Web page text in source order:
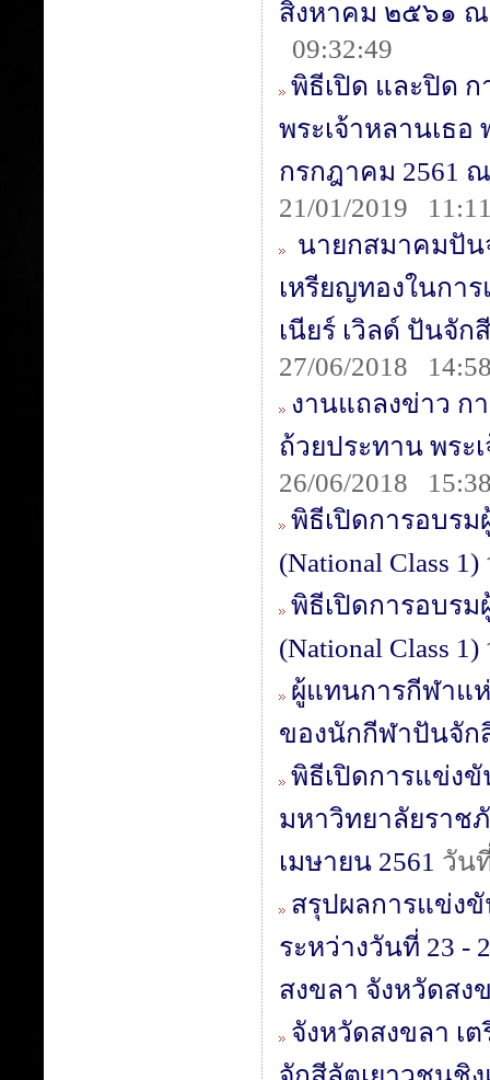
สิงหาคม ๒๕๖๑ ณ
09:32:49
พิธีเปิด และปิด
พระเจ้าหลานเธอ
กรกฎาคม 2561
21/01/2019
นายกสมาคมปัน
เหรียญทองในกา
เนียร์ เวิลด์ ปันจั
27/06/2018
งานแถลงข่าว ก
ถ้วยประทาน พระ
26/06/2018
พิธีเปิดการอบร
(National Class 1)
พิธีเปิดการอบร
(National Class 1)
ผู้แทนการกีฬาแ
ของนักกีฬาปันจัก
พิธีเปิดการแข่ง
มหาวิทยาลัยราช
เมษายน 2561 วัน
สรุปผลการแข่ง
ระหว่างวันที่ 23 -
สงขลา จังหวัดสง
จังหวัดสงขลา เ